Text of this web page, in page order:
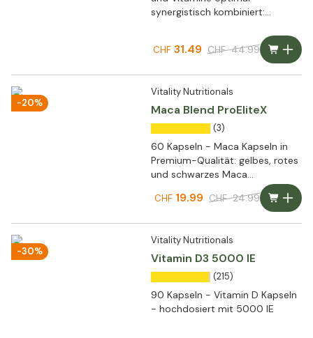
synergistisch kombiniert:
CHF31.49 CHF 44.99
-20%
Vitality Nutritionals
Maca Blend ProEliteX
(3)
60 Kapseln - Maca Kapseln in
Premium-Qualität: gelbes, rotes
und schwarzes Maca
synergistisch kombiniert
CHF19.99 CHF 24.99
-30%
Vitality Nutritionals
Vitamin D3 5000 IE
(215)
90 Kapseln - Vitamin D Kapseln
- hochdosiert mit 5000 IE